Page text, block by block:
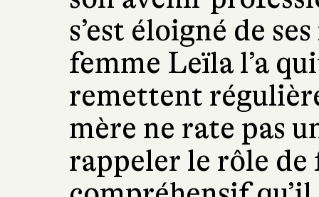
s’est éloigné de
femme Leïla l’a
remettent
mère ne rate pas
rappeler le rôle